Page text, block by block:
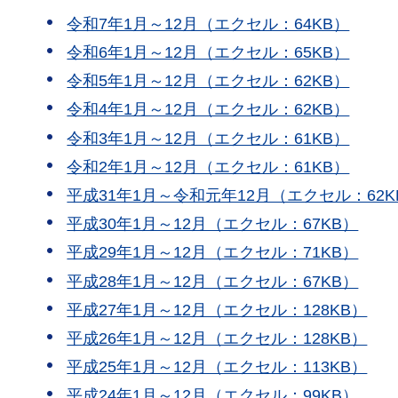
令和7年1月～12月（エクセル：64KB）
令和6年1月～12月（エクセル：65KB）
令和5年1月～12月（エクセル：62KB）
令和4年1月～12月（エクセル：62KB）
令和3年1月～12月（エクセル：61KB）
令和2年1月～12月（エクセル：61KB）
平成31年1月～令和元年12月（エクセル：
平成30年1月～12月（エクセル：67KB）
平成29年1月～12月（エクセル：71KB）
平成28年1月～12月（エクセル：67KB）
平成27年1月～12月（エクセル：128KB）
平成26年1月～12月（エクセル：128KB）
平成25年1月～12月（エクセル：113KB）